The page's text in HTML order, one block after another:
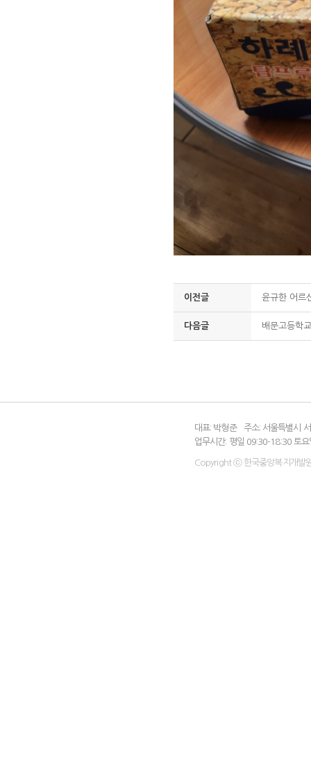
이전글 윤규한 어르
다음글 배문고등학
대표: 박형준
주소: 서울특별시
업무시간: 평일 09:30-18:30 토요
Copyright ⓒ 한국중앙복지개발